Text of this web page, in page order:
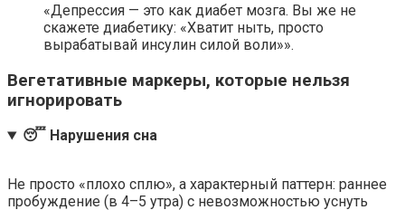
«Депрессия — это как диабет мозга. Вы же не
скажете диабетику: «Хватит ныть, просто
вырабатывай инсулин силой воли»».
Вегетативные маркеры, которые нельзя
игнорировать
😴 Нарушения сна
Не просто «плохо сплю», а характерный паттерн: раннее
пробуждение (в 4–5 утра) с невозможностью уснуть